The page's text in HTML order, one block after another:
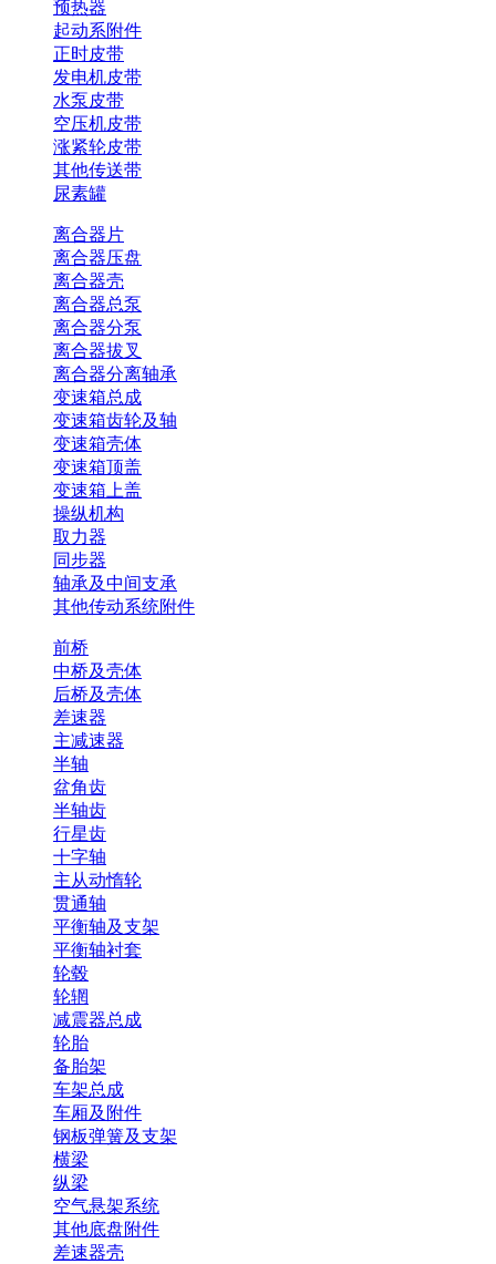
预热器
起动系附件
正时皮带
发电机皮带
水泵皮带
空压机皮带
涨紧轮皮带
其他传送带
尿素罐
离合器片
离合器压盘
离合器壳
离合器总泵
离合器分泵
离合器拔叉
离合器分离轴承
变速箱总成
变速箱齿轮及轴
变速箱壳体
变速箱顶盖
变速箱上盖
操纵机构
取力器
同步器
轴承及中间支承
其他传动系统附件
前桥
中桥及壳体
后桥及壳体
差速器
主减速器
半轴
盆角齿
半轴齿
行星齿
十字轴
主从动惰轮
贯通轴
平衡轴及支架
平衡轴衬套
轮毂
轮辋
减震器总成
轮胎
备胎架
车架总成
车厢及附件
钢板弹簧及支架
横梁
纵梁
空气悬架系统
其他底盘附件
差速器壳